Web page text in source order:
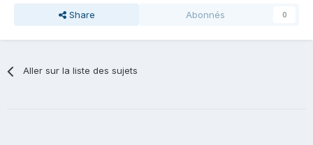
Share Abonnés 0
Aller sur la liste des sujets